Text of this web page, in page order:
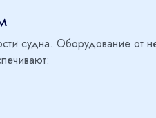
судна. Оборудование от